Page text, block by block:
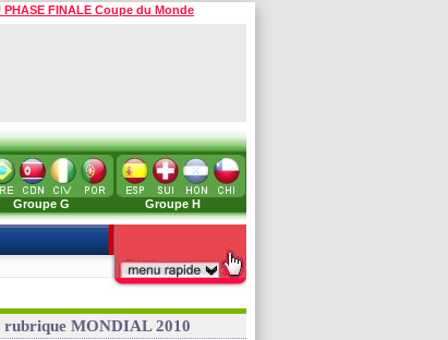
PHASE FINALE Coupe du Monde
Groupe G Groupe H
rubrique MONDIAL 2010